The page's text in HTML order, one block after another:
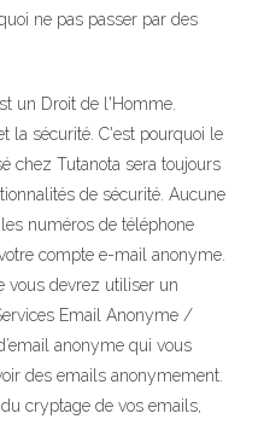
ne pas passer par des
un Droit de l'Homme.
la sécurité. C'est pourquoi le
chez Tutanota sera toujours
de sécurité. Aucune
numéros de téléphone
compte e-mail anonyme.
vous devrez utiliser un
Email Anonyme /
anonyme qui vous
des emails anonymement.
cryptage de vos emails,